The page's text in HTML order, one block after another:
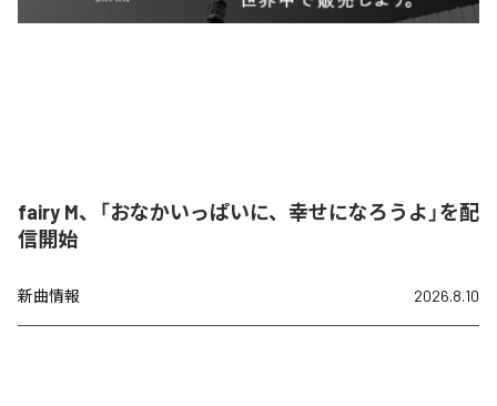
fairy M、「おなかいっぱいに、幸せになろうよ」を配
信開始
新曲情報 2026.8.10